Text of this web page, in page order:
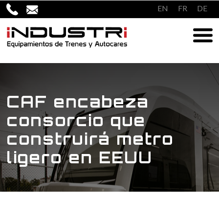
Saltar
al
contenido
EN FR DE
CAF encabeza
consorcio que
construirá metro
ligero en EEUU